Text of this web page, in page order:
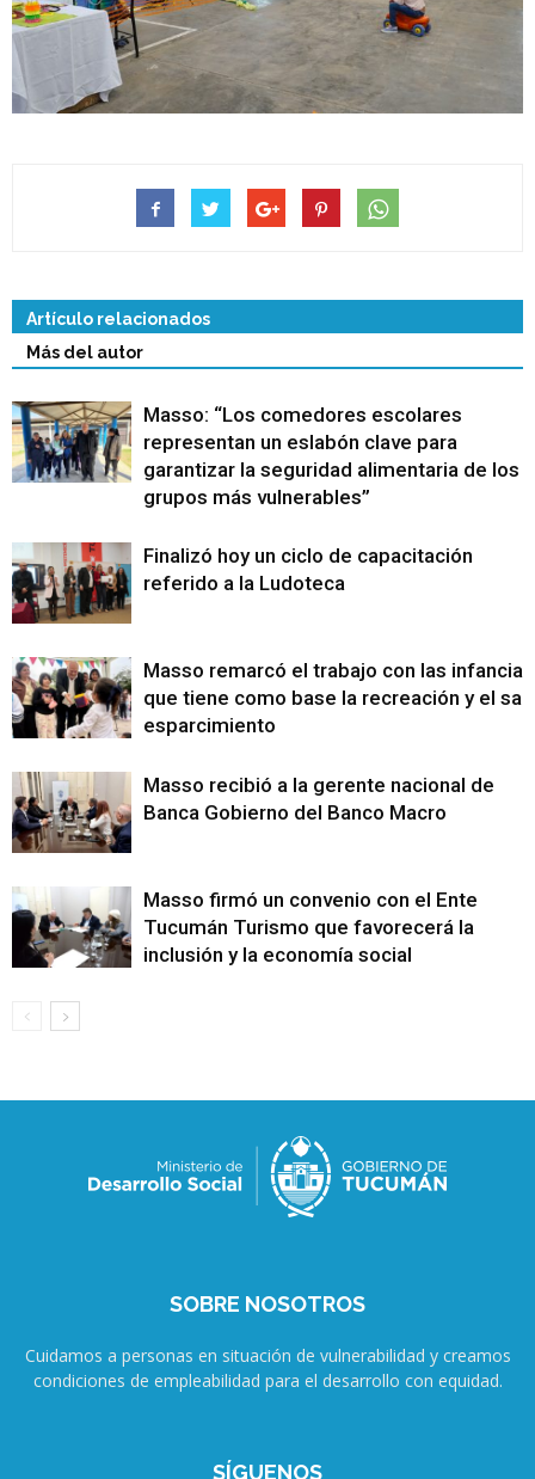
Artículo relacionados
Más del autor
Masso: “Los comedores escolares
representan un eslabón clave para
garantizar la seguridad alimentaria de los
grupos más vulnerables”
Finalizó hoy un ciclo de capacitación
referido a la Ludoteca
Masso remarcó el trabajo con las infancias
que tiene como base la recreación y el
esparcimiento
Masso recibió a la gerente nacional de
Banca Gobierno del Banco Macro
Masso firmó un convenio con el Ente
Tucumán Turismo que favorecerá la
inclusión y la economía social
SOBRE NOSOTROS
Cuidamos a personas en situación de vulnerabilidad y creamos
condiciones de empleabilidad para el desarrollo con equidad.
SÍGUENOS